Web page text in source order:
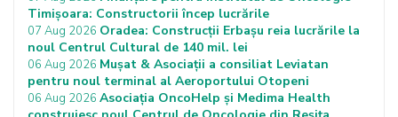
Timișoara: Constructorii încep lucrările
07 Aug 2026 Oradea: Construcții Erbașu reia lucrările la
noul Centrul Cultural de 140 mil. lei
06 Aug 2026 Mușat & Asociații a consiliat Leviatan
pentru noul terminal al Aeroportului Otopeni
06 Aug 2026 Asociația OncoHelp și Medima Health